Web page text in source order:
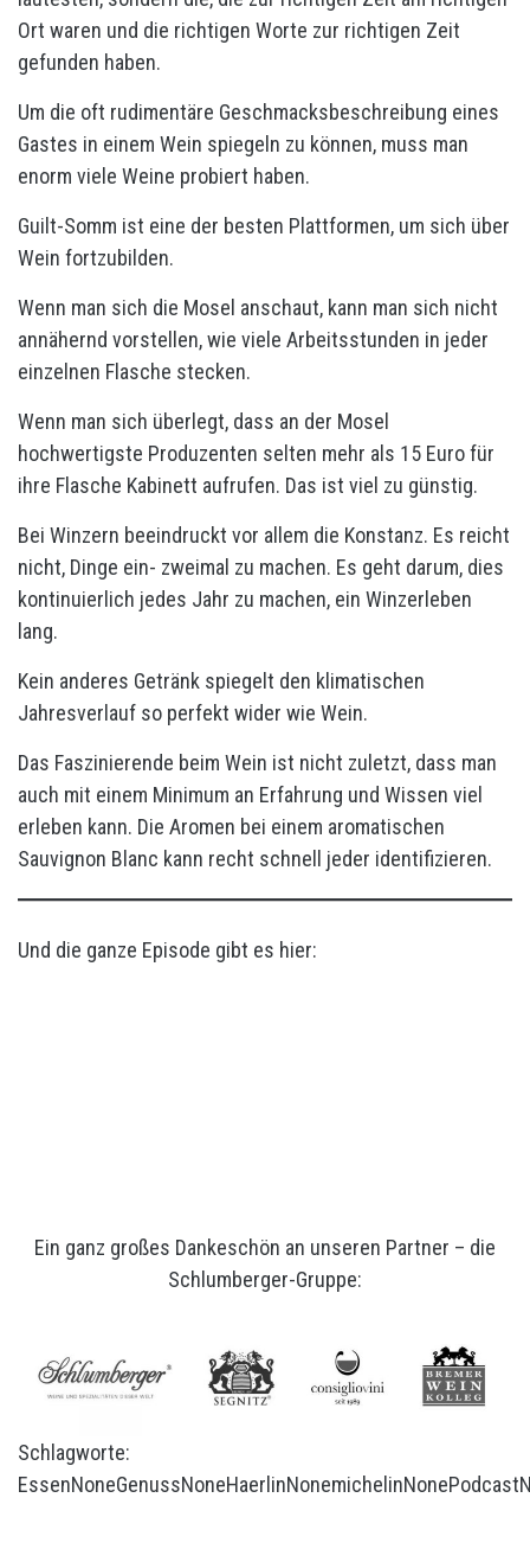
Ort waren und die richtigen Worte zur richtigen Zeit
gefunden haben.
Um die oft rudimentäre Geschmacksbeschreibung eines
Gastes in einem Wein spiegeln zu können, muss man
enorm viele Weine probiert haben.
Guilt-Somm ist eine der besten Plattformen, um sich über
Wein fortzubilden.
Wenn man sich die Mosel anschaut, kann man sich nicht
annähernd vorstellen, wie viele Arbeitsstunden in jeder
einzelnen Flasche stecken.
Wenn man sich überlegt, dass an der Mosel
hochwertigste Produzenten selten mehr als 15 Euro für
ihre Flasche Kabinett aufrufen. Das ist viel zu günstig.
Bei Winzern beeindruckt vor allem die Konstanz. Es reicht
nicht, Dinge ein- zweimal zu machen. Es geht darum, dies
kontinuierlich jedes Jahr zu machen, ein Winzerleben
lang.
Kein anderes Getränk spiegelt den klimatischen
Jahresverlauf so perfekt wider wie Wein.
Das Faszinierende beim Wein ist nicht zuletzt, dass man
auch mit einem Minimum an Erfahrung und Wissen viel
erleben kann. Die Aromen bei einem aromatischen
Sauvignon Blanc kann recht schnell jeder identifizieren.
Und die ganze Episode gibt es hier:
Ein ganz großes Dankeschön an unseren Partner – die
Schlumberger-Gruppe:
Schlagworte:
EssenNoneGenussNoneHaerlinNonemichelinNonePodcast